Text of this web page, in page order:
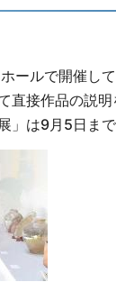
ルで開催して
直接作品の説
」は9月5日ま